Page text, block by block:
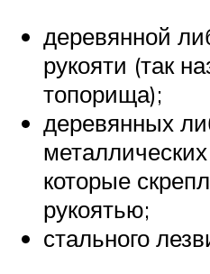
деревянной
рукояти (так
топорища);
деревянных
которые
рукоятью;
стального